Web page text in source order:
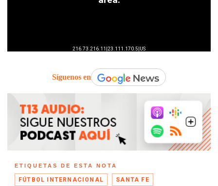
Síguenos en
ETIQUETAS DE ESTA NOTA
FÚTBOL INTERNACIONAL SANTA FE